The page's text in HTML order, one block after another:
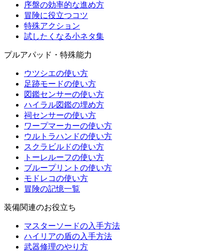
序盤の効率的な進め方
冒険に役立つコツ
特殊アクション
試したくなる小ネタ集
プルアパッド・特殊能力
ウツシエの使い方
足跡モードの使い方
図鑑センサーの使い方
ハイラル図鑑の埋め方
祠センサーの使い方
ワープマーカーの使い方
ウルトラハンドの使い方
スクラビルドの使い方
トーレルーフの使い方
ブループリントの使い方
モドレコの使い方
冒険の記憶一覧
装備関連のお役立ち
マスターソードの入手方法
ハイリアの盾の入手方法
武器修理のやり方